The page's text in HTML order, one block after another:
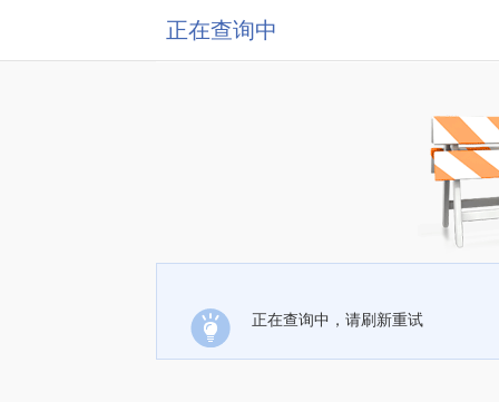
正在查询中
正在查询中，请刷新重试